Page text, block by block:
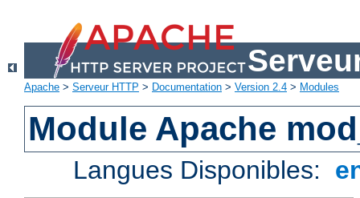
Apache > Serveur HTTP > Documentation > Version 2.4 > Modules
Module Apache
Langues Disponibles: